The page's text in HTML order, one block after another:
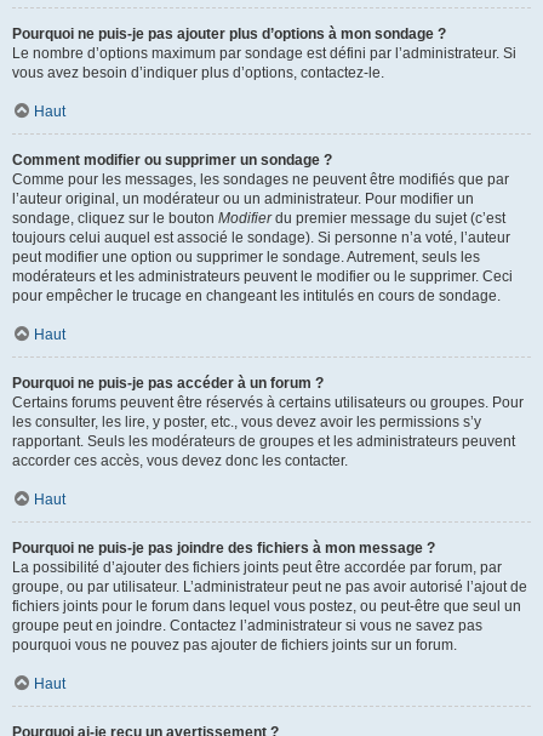
Pourquoi ne puis-je pas ajouter plus d’options à mon sondage ?
Le nombre d’options maximum par sondage est défini par l’administrateur. Si
vous avez besoin d’indiquer plus d’options, contactez-le.
Haut
Comment modifier ou supprimer un sondage ?
Comme pour les messages, les sondages ne peuvent être modifiés que par
l’auteur original, un modérateur ou un administrateur. Pour modifier un
sondage, cliquez sur le bouton Modifierdu premier message du sujet (c’est
toujours celui auquel est associé le sondage). Si personne n’a voté, l’auteur
peut modifier une option ou supprimer le sondage. Autrement, seuls les
modérateurs et les administrateurs peuvent le modifier ou le supprimer. Ceci
pour empêcher le trucage en changeant les intitulés en cours de sondage.
Haut
Pourquoi ne puis-je pas accéder à un forum ?
Certains forums peuvent être réservés à certains utilisateurs ou groupes. Pour
les consulter, les lire, y poster, etc., vous devez avoir les permissions s’y
rapportant. Seuls les modérateurs de groupes et les administrateurs peuvent
accorder ces accès, vous devez donc les contacter.
Haut
Pourquoi ne puis-je pas joindre des fichiers à mon message ?
La possibilité d’ajouter des fichiers joints peut être accordée par forum, par
groupe, ou par utilisateur. L’administrateur peut ne pas avoir autorisé l’ajout de
fichiers joints pour le forum dans lequel vous postez, ou peut-être que seul un
groupe peut en joindre. Contactez l’administrateur si vous ne savez pas
pourquoi vous ne pouvez pas ajouter de fichiers joints sur un forum.
Haut
Pourquoi ai-je reçu un avertissement ?